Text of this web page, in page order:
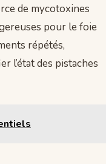
de mycotoxines
pour le foie
répétés,
l’état des pistaches